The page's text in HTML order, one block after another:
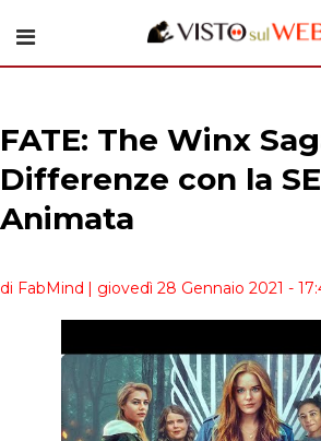
FATE: The Winx
Differenze con la
Animata
di FabMind | giovedì 28 Gennaio 2021 -